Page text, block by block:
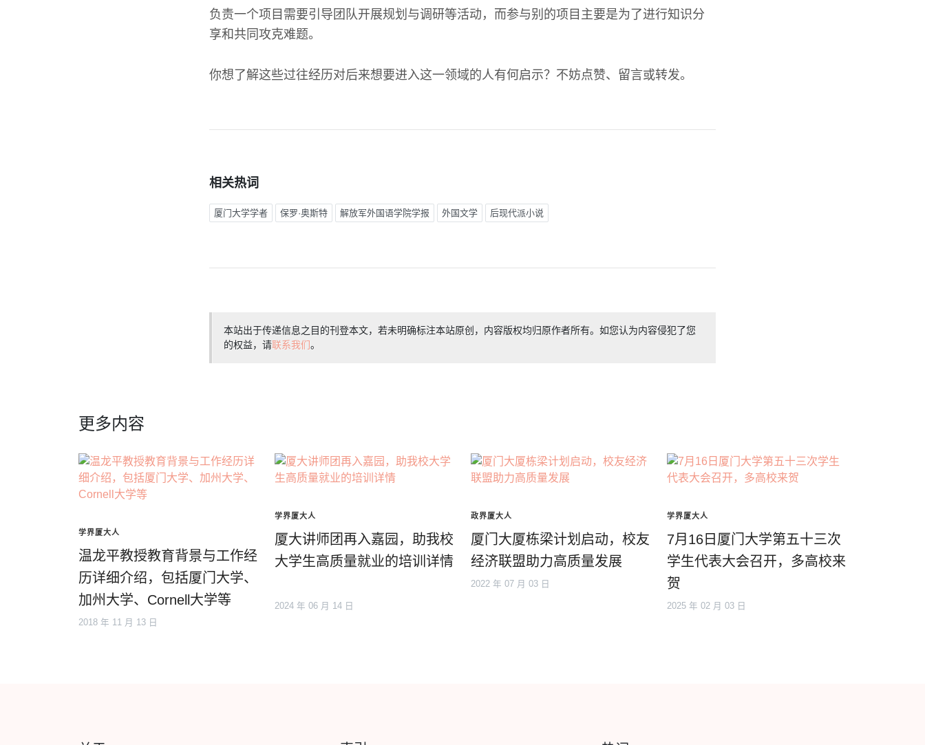
负责一个项目需要引导团队开展规划与调研等活动，而参与别的项目主要是为了进行知识分
享和共同攻克难题。
你想了解这些过往经历对后来想要进入这一领域的人有何启示？不妨点赞、留言或转发。
相关热词
厦门大学学者 保罗·奥斯特 解放军外国语学院学报 外国文学 后现代派小说
本站出于传递信息之目的刊登本文，若未明确标注本站原创，内容版权均归原作者所有。如您认为内容侵犯了您
的权益，请联系我们。
更多内容
学界厦大人
温龙平教授教育背景与工作经
历详细介绍，包括厦门大学、
加州大学、Cornell大学等
2018 年 11 月 13 日
学界厦大人
厦大讲师团再入嘉园，助我校
大学生高质量就业的培训详情
2024 年 06 月 14 日
政界厦大人
厦门大厦栋梁计划启动，校友
经济联盟助力高质量发展
2022 年 07 月 03 日
学界厦大人
7月16日厦门大学第五十三次
学生代表大会召开，多高校来
贺
2025 年 02 月 03 日